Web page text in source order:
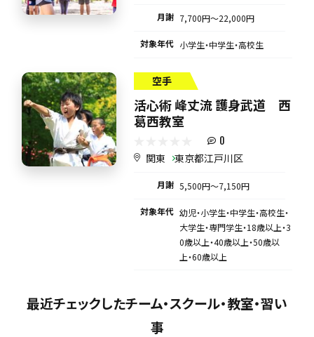
月謝 7,700円〜22,000円
対象年代 小学生・中学生・高校生
空手
活心術 峰丈流 護身武道 西
葛西教室
0
関東 東京都江戸川区
月謝 5,500円〜7,150円
対象年代 幼児・小学生・中学生・高校生・
大学生・専門学生・18歳以上・3
0歳以上・40歳以上・50歳以
上・60歳以上
最近チェックしたチーム・スクール・教室・習い
事